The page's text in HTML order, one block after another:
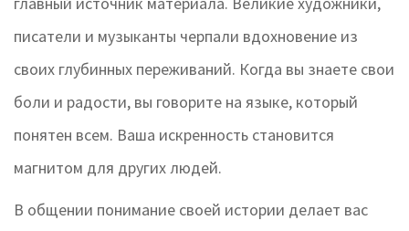
писатели и музыканты черпали вдохновение из
своих глубинных переживаний. Когда вы знаете свои
боли и радости, вы говорите на языке, который
понятен всем. Ваша искренность становится
магнитом для других людей.
В общении понимание своей истории делает вас